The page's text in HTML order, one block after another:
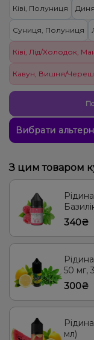
Ківі, Полуниця
Суниця, Полуниця
Ківі, Лід/Холодок,
Кавун, Вишня/
Вибрати
З цим товаром
340₴
50 мг,
300₴
мл)